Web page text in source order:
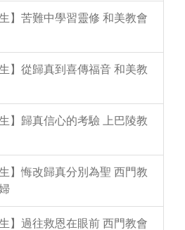
】苦難中學習靈修 和美教會
】從歸真到喜傳福音 和美教
】歸真信心的考驗 上巴陵教
】悔改歸真分別為聖 西門教
】過往救恩在眼前 西門教會